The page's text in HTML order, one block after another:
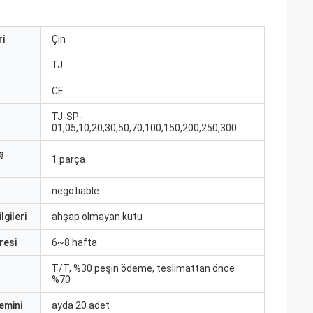
Çin
TJ
CE
TJ-SP-
01,05,10,20,30,50,70,100,150,200,250,300
1 parça
negotiable
ahşap olmayan kutu
6~8 hafta
T/T, %30 peşin ödeme, teslimattan önce
%70
ayda 20 adet